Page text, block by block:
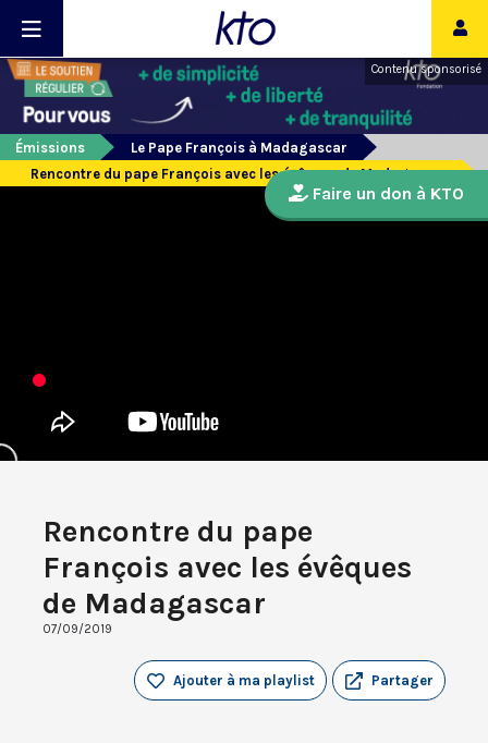
Contenu sponsorisé
Émissions
Le Pape François à Madagascar
Rencontre du pape François avec les évêques de Madagascar
Rencontre du pape
François avec les évêques
de Madagascar
07/09/2019
Partager
Ajouter à ma playlist
Faire un don à KTO